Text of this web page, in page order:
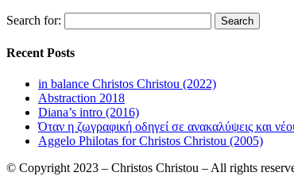
Search for:
Recent Posts
in balance Christos Christou (2022)
Abstraction 2018
Diana’s intro (2016)
Όταν η ζωγραφική οδηγεί σε ανακαλύψεις και
Aggelo Philotas for Christos Christou (2005)
© Copyright 2023 – Christos Christou – All rights